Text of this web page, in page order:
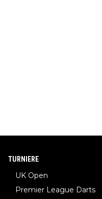
TURNIERE
UK Open
Premier League Darts